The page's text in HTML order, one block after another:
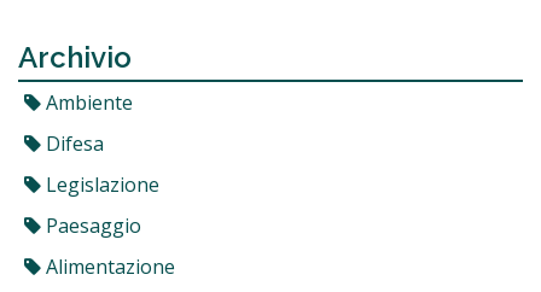
Archivio
Ambiente
Difesa
Legislazione
Paesaggio
Alimentazione